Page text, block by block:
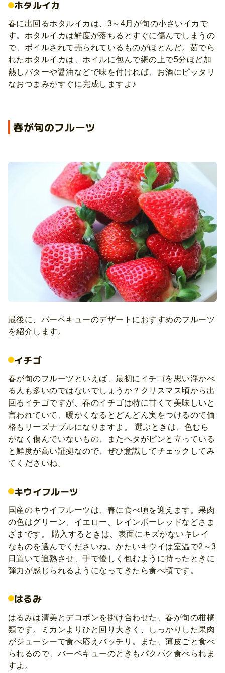
ホタルイカ
春に出回るホタルイカは、3～4月が旬の小さいイカで
す。ホタルイカは鮮度が落ちるとすぐに傷んでしまうの
で、ボイルされて売られているものがほとんど。茹でら
れたホタルイカは、ホイルに包んで網の上で5分ほど加
熱しバターや醤油などで味を付ければ、お酒にピッタリ
なおつまみがすぐに完成しますよ♪
春が旬のフルーツ
最後に、バーベキューのデザートにおすすめのフルーツ
を紹介します。
イチゴ
春が旬のフルーツといえば、最初にイチゴを思い浮かべ
る人も多いのではないでしょうか？クリスマス頃から出
回るイチゴですが、春のイチゴは特に甘くて美味しいと
言われていて、暖かくなるとどんどん実をつけるので価
格もリーズナブルになりますよ。 選ぶときは、色むら
がなく傷んでいないもの、またヘタがピンと立っている
と鮮度が高い証拠なので、ぜひ意識してチェックしてみ
てくださいね。
キウイフルーツ
国産のキウイフルーツは、春に食べ頃を迎えます。果肉
の色はグリーン、イエロー、レインボーレッドなどさま
ざまです。 購入するときは、表面にキズがないキレイ
なものを選んでくださいね。かたいキウイは室温で2～3
日置いて追熟させ、手で優しく包むように持ったときに
弾力が感じられるようになってきたら食べ頃です。
はるみ
はるみは清美とデコポンを掛け合わせた、春が旬の柑橘
類です。ミカンよりひと回り大きく、しっかりした果肉
がジューシーで食べ応えバッチリ。また、薄皮ごと食べ
られるので、バーベキューのときもパクパク食べられま
すよ。